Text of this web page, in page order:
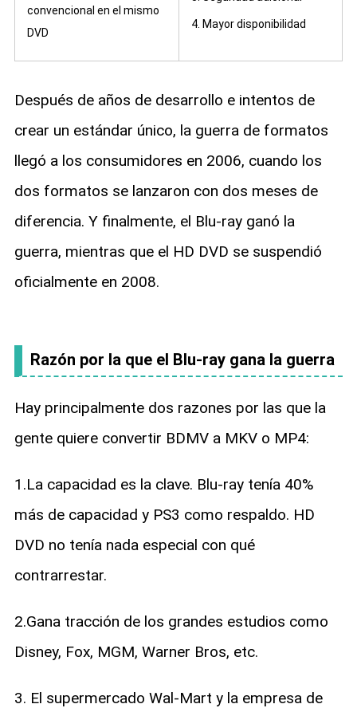
convencional en el mismo
DVD
4. Mayor disponibilidad
Después de años de desarrollo e intentos de
crear un estándar único, la guerra de formatos
llegó a los consumidores en 2006, cuando los
dos formatos se lanzaron con dos meses de
diferencia. Y finalmente, el Blu-ray ganó la
guerra, mientras que el HD DVD se suspendió
oficialmente en 2008.
Razón por la que el Blu-ray gana la guerra
Hay principalmente dos razones por las que la
gente quiere convertir BDMV a MKV o MP4:
1.La capacidad es la clave. Blu-ray tenía 40%
más de capacidad y PS3 como respaldo. HD
DVD no tenía nada especial con qué
contrarrestar.
2.Gana tracción de los grandes estudios como
Disney, Fox, MGM, Warner Bros, etc.
3. El supermercado Wal-Mart y la empresa de